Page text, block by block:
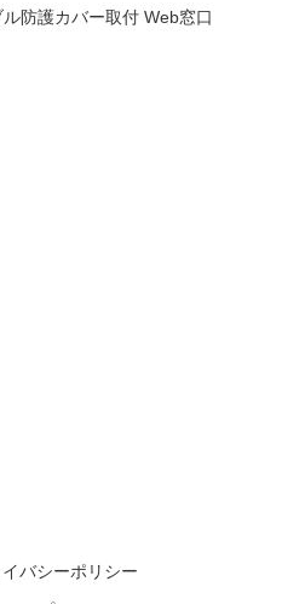
防護カバー取付 Web窓口
バシーポリシー